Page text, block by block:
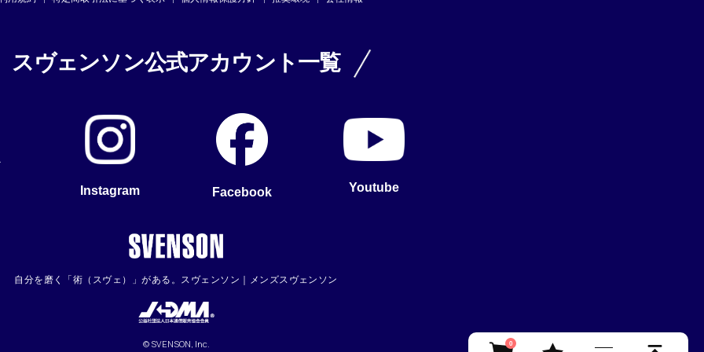
0
スヴェンソン公式アカウント一覧
Instagram Facebook Youtube
自分を磨く「術（スヴェ）」がある。スヴェンソン｜メンズスヴェンソン
© SVENSON, Inc.